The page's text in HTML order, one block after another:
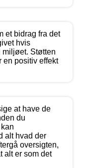
et bidrag fra det
hvis
miljøet. Støtten
en positiv effekt
at have de
du
alt hvad der
oversigten,
alt er som det